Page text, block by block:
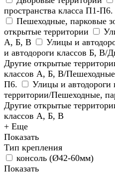
пространства класса П1-П6.
Пешеходные, парковые
открытые территории
А, Б, В
Улицы и
и автодороги классов Б, В/
Другие открытые
классов А, Б, В/Пешеходные
П6.
Улицы и
территории/Пешеходные,
Другие открытые
классов А, Б, В
+ Еще
Показать
Тип крепления
консоль (Ø42-60мм)
Показать